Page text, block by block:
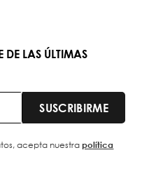
DE LAS ÚLTIMAS
SUSCRIBIRME
acepta nuestrapolítica